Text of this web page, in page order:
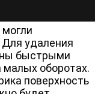
Для удаления
быстрыми
оборотах.
поверхность